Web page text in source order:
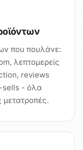
που πουλάνε:
λεπτομερείς
reviews
sells - όλα
μετατροπές.